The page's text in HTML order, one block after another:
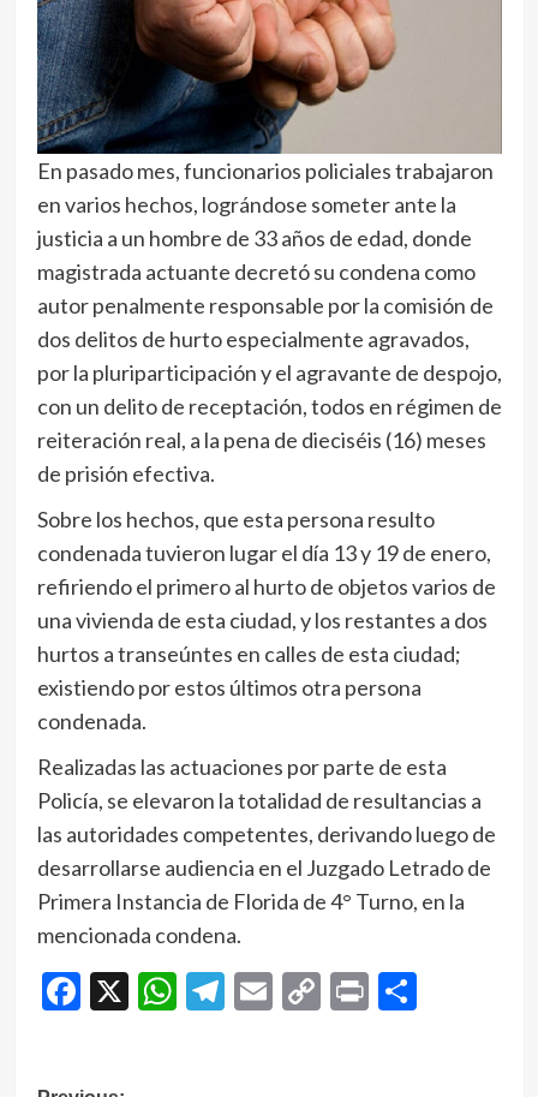
En pasado mes, funcionarios policiales trabajaron
en varios hechos, lográndose someter ante la
justicia a un hombre de 33 años de edad, donde
magistrada actuante decretó su condena como
autor penalmente responsable por la comisión de
dos delitos de hurto especialmente agravados,
por la pluriparticipación y el agravante de despojo,
con un delito de receptación, todos en régimen de
reiteración real, a la pena de dieciséis (16) meses
de prisión efectiva.
Sobre los hechos, que esta persona resulto
condenada tuvieron lugar el día 13 y 19 de enero,
refiriendo el primero al hurto de objetos varios de
una vivienda de esta ciudad, y los restantes a dos
hurtos a transeúntes en calles de esta ciudad;
existiendo por estos últimos otra persona
condenada.
Realizadas las actuaciones por parte de esta
Policía, se elevaron la totalidad de resultancias a
las autoridades competentes, derivando luego de
desarrollarse audiencia en el Juzgado Letrado de
Primera Instancia de Florida de 4° Turno, en la
mencionada condena.
Facebook
X WhatsApp
Telegram
EmailCopy
Print